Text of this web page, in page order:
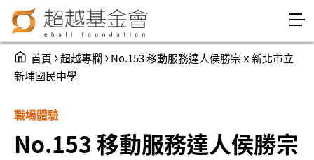
Jump to Navigation
Jump to Main content
You are here
首頁 ›超越專欄 ›No.153 移動服務達人侯勝宗ｘ新北市立
新埔國民中學
職場體驗
No.153 移動服務達人侯勝宗